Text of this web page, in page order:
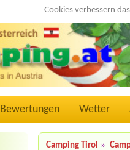
Cookies verbessern
Bewertungen Wetter
Camping Tirol »